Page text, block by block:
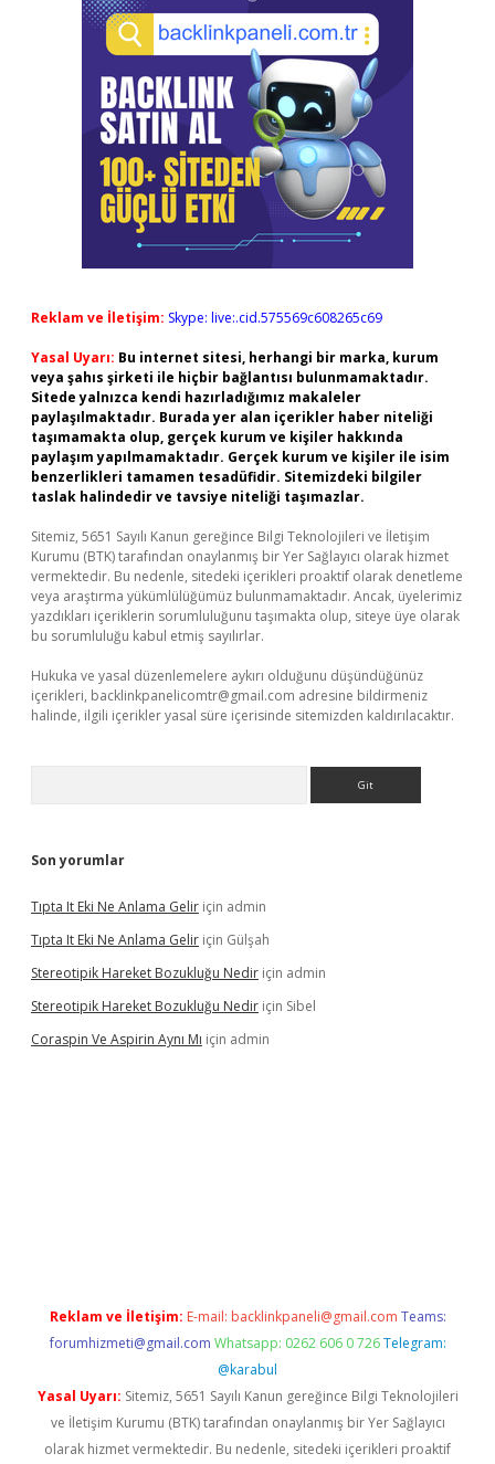
Reklam ve İletişim: Skype: live:.cid.575569c608265c69
Yasal Uyarı: Bu internet sitesi, herhangi bir marka, kurum
veya şahıs şirketi ile hiçbir bağlantısı bulunmamaktadır.
Sitede yalnızca kendi hazırladığımız makaleler
paylaşılmaktadır. Burada yer alan içerikler haber niteliği
taşımamakta olup, gerçek kurum ve kişiler hakkında
paylaşım yapılmamaktadır. Gerçek kurum ve kişiler ile isim
benzerlikleri tamamen tesadüfidir. Sitemizdeki bilgiler
taslak halindedir ve tavsiye niteliği taşımazlar.
Sitemiz, 5651 Sayılı Kanun gereğince Bilgi Teknolojileri ve İletişim
Kurumu (BTK) tarafından onaylanmış bir Yer Sağlayıcı olarak hizmet
vermektedir. Bu nedenle, sitedeki içerikleri proaktif olarak denetleme
veya araştırma yükümlülüğümüz bulunmamaktadır. Ancak, üyelerimiz
yazdıkları içeriklerin sorumluluğunu taşımakta olup, siteye üye olarak
bu sorumluluğu kabul etmiş sayılırlar.
Hukuka ve yasal düzenlemelere aykırı olduğunu düşündüğünüz
içerikleri, backlinkpanelicomtr@gmail.com adresine bildirmeniz
halinde, ilgili içerikler yasal süre içerisinde sitemizden kaldırılacaktır.
Son yorumlar
Tıpta It Eki Ne Anlama Gelir için admin
Tıpta It Eki Ne Anlama Gelir için Gülşah
Stereotipik Hareket Bozukluğu Nedir için admin
Stereotipik Hareket Bozukluğu Nedir için Sibel
Coraspin Ve Aspirin Aynı Mı için admin
Reklam ve İletişim: E-mail: backlinkpaneli@gmail.com Teams:
forumhizmeti@gmail.com Whatsapp: 0262 606 0 726 Telegram:
@karabul
Yasal Uyarı: Sitemiz, 5651 Sayılı Kanun gereğince Bilgi Teknolojileri
ve İletişim Kurumu (BTK) tarafından onaylanmış bir Yer Sağlayıcı
olarak hizmet vermektedir. Bu nedenle, sitedeki içerikleri proaktif